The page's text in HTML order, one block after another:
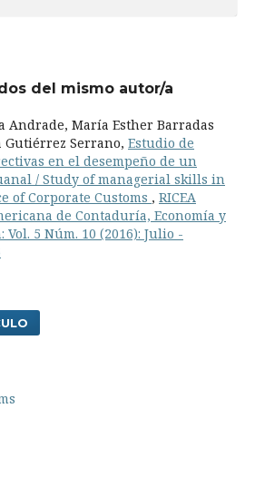
del mismo autor/a
Andrade, María Esther Barradas
Gutiérrez Serrano, Estudio de
en el desempeño de un
/ Study of managerial skills in
of Corporate Customs , RICEA
de Contaduría, Economía y
5 Núm. 10 (2016): Julio -